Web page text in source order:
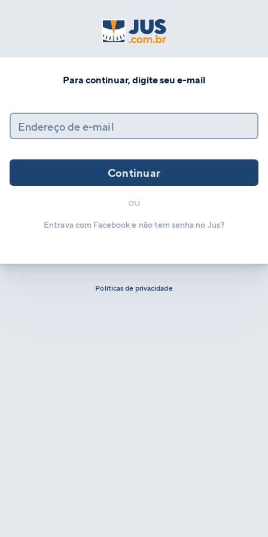
Para continuar, digite seu e-mail
Endereço de e-mail
Continuar
ou
Entrava com Facebook e não tem senha no Jus?
Políticas de privacidade